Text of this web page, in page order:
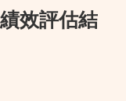
效評估結